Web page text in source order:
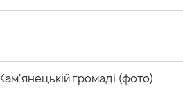
громаді (фото)